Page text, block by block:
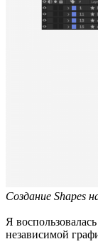
Создание Shapes
Я
независимой